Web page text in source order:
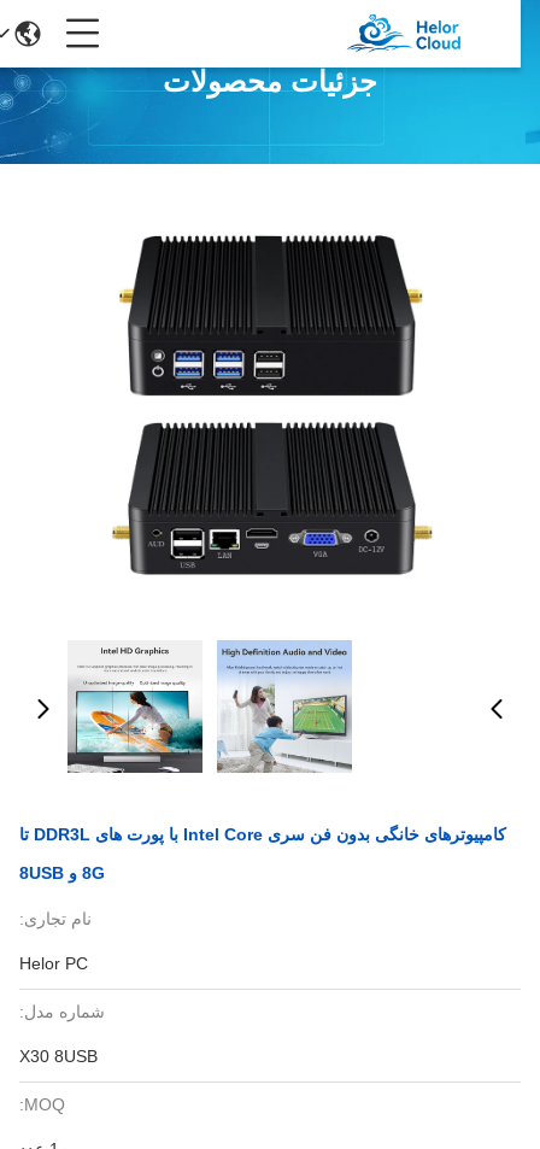
جزئیات محصولات
کامپیوترهای خانگی بدون فن سری Intel Core با پورت های DDR3L تا
8G و 8USB
نام تجاری:
Helor PC
شماره مدل:
X30 8USB
MOQ: